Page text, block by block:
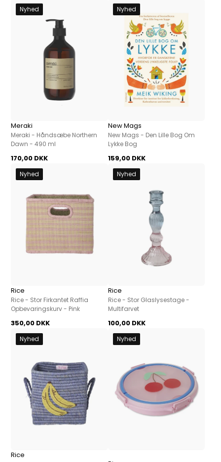
Nyhed
Meraki
Meraki - Håndsæbe Northern
Dawn - 490 ml
170,00 DKK
Nyhed
New Mags
New Mags - Den Lille Bog Om
Lykke Bog
159,00 DKK
Nyhed
Rice
Rice - Stor Firkantet Raffia
Opbevaringskurv - Pink
350,00 DKK
Nyhed
Rice
Rice - Stor Glaslysestage -
Multifarvet
100,00 DKK
Nyhed
Rice
Nyhed